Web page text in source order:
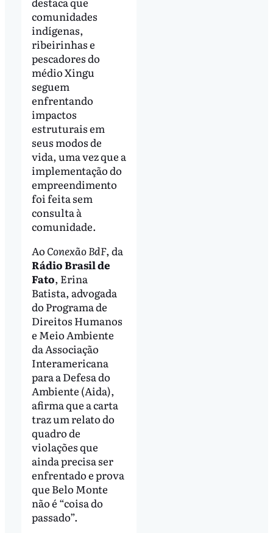
comunidades
indígenas,
ribeirinhas e
pescadores do
médio Xingu
seguem
enfrentando
impactos
estruturais em
seus modos de
vida, uma vez que a
implementação do
empreendimento
foi feita sem
consulta à
comunidade.
Ao Conexão BdF, da
Rádio Brasil de
Fato, Erina
Batista, advogada
do Programa de
Direitos Humanos
e Meio Ambiente
da Associação
Interamericana
para a Defesa do
Ambiente (Aida),
afirma que a carta
traz um relato do
quadro de
violações que
ainda precisa ser
enfrentado e prova
que Belo Monte
não é “coisa do
passado”.